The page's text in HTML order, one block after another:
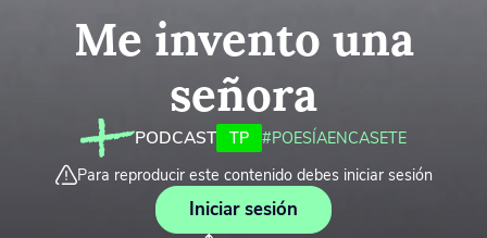
Me invento una
señora
PODCAST TP #POESÍAENCASETE
Para reproducir este contenido debes iniciar sesión
Iniciar sesión